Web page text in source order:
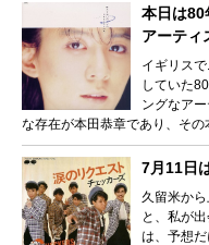
本日は80
アーティ
イギリス
していた
ングなア
な存在が本田恭章であり、その
7月11日
久留米か
と、私が
は、予想